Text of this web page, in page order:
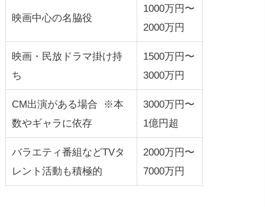
映画中心の名脇役
1000万円〜
2000万円
映画・民放ドラマ掛け持
ち
1500万円〜
3000万円
CM出演がある場合 ※本
数やギャラに依存
3000万円〜
1億円超
バラエティ番組などTVタ
レント活動も積極的
2000万円〜
7000万円